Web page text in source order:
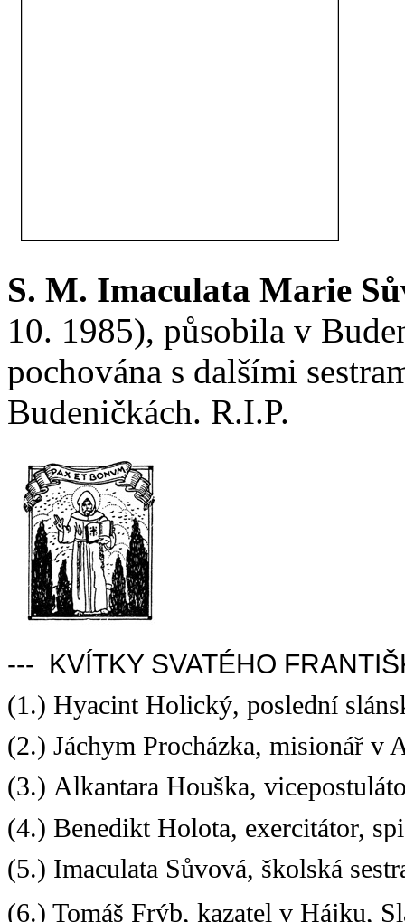
S. M. Imaculata Marie
10. 1985), působila v
pochována s dalšími
Budeničkách. R.I.P.
--- KVÍTKY SVATÉHO
(1.) Hyacint Holický, poslední
(2.) Jáchym Procházka, misionář v
(3.) Alkantara Houška,
(4.) Benedikt Holota, exercitátor,
(5.) Imaculata Sůvová, školská
(6.) Tomáš Frýb, kazatel v Hájku,